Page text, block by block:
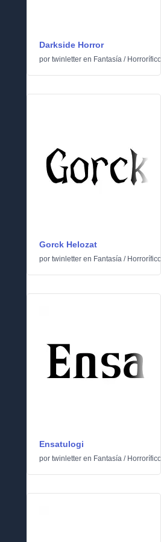
Darkside Horror
por twinletter en Fantasía /
Gorck Helozat
por twinletter en Fantasía /
Ensatulogi
por twinletter en Fantasía /